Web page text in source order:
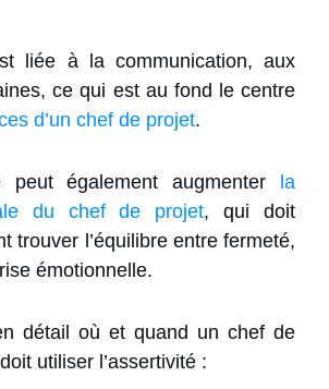
liée à la communication, aux
ce qui est au fond le centre
d’un chef de projet.
peut également augmenter la
du chef de projet, qui doit
trouver l’équilibre entre fermeté,
émotionnelle.
détail où et quand un chef de
utiliser l’assertivité :